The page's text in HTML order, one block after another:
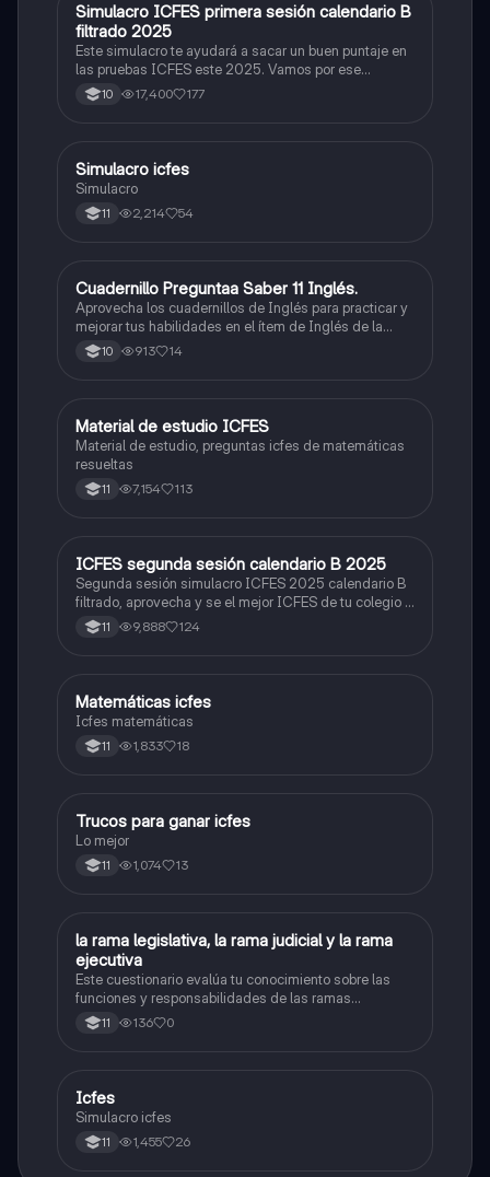
ICFES: Matemáticas
Simulacro ICFES primera sesión calendario B
filtrado 2025
Este simulacro te ayudará a sacar un buen puntaje en
las pruebas ICFES este 2025. Vamos por ese
500/500. Y poder ser admitido en la universidad que
quieras, estudiar la carrera que quieres y no la que te
10 17,400 177
ICFES: Lectura Crítica
Simulacro icfes
Simulacro
11 2,214 54
ICFES: Inglés
Cuadernillo Preguntaa Saber 11 Inglés.
Aprovecha los cuadernillos de Inglés para practicar y
mejorar tus habilidades en el ítem de Inglés de la
Prueba Saber 11. 🫡
10 913 14
ICFES: Matemáticas
Material de estudio ICFES
Material de estudio, preguntas icfes de matemáticas
resueltas
11 7,154 113
ICFES: Lectura Crítica
ICFES segunda sesión calendario B 2025
Segunda sesión simulacro ICFES 2025 calendario B
filtrado, aprovecha y se el mejor ICFES de tu colegio y
poder ingresar a universidad, y estudiar aquella
carrera con la que tanto sueñas.
11 9,888 124
ICFES: Matemáticas
Matemáticas icfes
Icfes matemáticas
11 1,833 18
Química
Trucos para ganar icfes
Lo mejor
11 1,074 13
LSociales/Historia
la rama legislativa, la rama judicial y la rama
ejecutiva
Este cuestionario evalúa tu conocimiento sobre las
funciones y responsabilidades de las ramas
legislativa, judicial y ejecutiva.
11 136 0
ICFES: Sociales y Ciudadanas
Icfes
Simulacro icfes
11 1,455 26